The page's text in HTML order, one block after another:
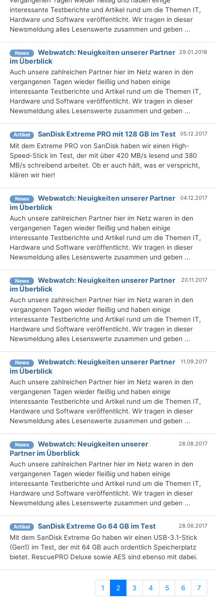
interessante Testberichte und Artikel rund um die Themen IT,
Hardware und Software veröffentlicht. Wir tragen in dieser
Newsmeldung alles Lesenswerte zusammen und geben ...
News
Webwatch: Neuigkeiten unserer Partner
im Überblick
29.01.2018
Auch unsere zahlreichen Partner hier im Netz waren in den
vergangenen Tagen wieder fleißig und haben einige
interessante Testberichte und Artikel rund um die Themen IT,
Hardware und Software veröffentlicht. Wir tragen in dieser
Newsmeldung alles Lesenswerte zusammen und geben ...
Artikel SanDisk Extreme PRO mit 128 GB im Test 05.12.2017
Mit dem Extreme PRO von SanDisk haben wir einen High-
Speed-Stick im Test, der mit über 420 MB/s lesend und 380
MB/s schreibend arbeitet. Ob er auch hält, was er verspricht,
klären wir hier!
News
Webwatch: Neuigkeiten unserer Partner
im Überblick
04.12.2017
Auch unsere zahlreichen Partner hier im Netz waren in den
vergangenen Tagen wieder fleißig und haben einige
interessante Testberichte und Artikel rund um die Themen IT,
Hardware und Software veröffentlicht. Wir tragen in dieser
Newsmeldung alles Lesenswerte zusammen und geben ...
News
Webwatch: Neuigkeiten unserer Partner
im Überblick
20.11.2017
Auch unsere zahlreichen Partner hier im Netz waren in den
vergangenen Tagen wieder fleißig und haben einige
interessante Testberichte und Artikel rund um die Themen IT,
Hardware und Software veröffentlicht. Wir tragen in dieser
Newsmeldung alles Lesenswerte zusammen und geben ...
News
Webwatch: Neuigkeiten unserer Partner
im Überblick
11.09.2017
Auch unsere zahlreichen Partner hier im Netz waren in den
vergangenen Tagen wieder fleißig und haben einige
interessante Testberichte und Artikel rund um die Themen IT,
Hardware und Software veröffentlicht. Wir tragen in dieser
Newsmeldung alles Lesenswerte zusammen und geben ...
News
Webwatch: Neuigkeiten unserer
Partner im Überblick
28.08.2017
Auch unsere zahlreichen Partner hier im Netz waren in den
vergangenen Tagen wieder fleißig und haben einige
interessante Testberichte und Artikel rund um die Themen IT,
Hardware und Software veröffentlicht. Wir tragen in dieser
Newsmeldung alles Lesenswerte zusammen und geben ...
Artikel SanDisk Extreme Go 64 GB im Test 28.06.2017
Mit dem SanDisk Extreme Go haben wir einen USB-3.1-Stick
(Gen1) im Test, der mit 64 GB auch ordentlich Speicherplatz
bietet. RescuePRO Deluxe sowie AES sind ebenso mit dabei.
1 2 (current)
3 4 5 6 7